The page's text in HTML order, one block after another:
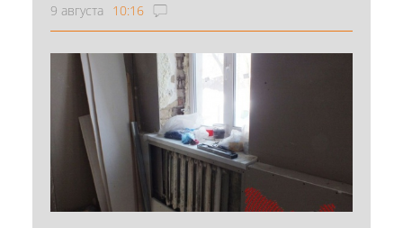
9 августа 10:16